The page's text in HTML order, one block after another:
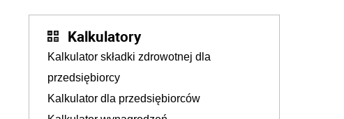
Kalkulatory
Kalkulator składki zdrowotnej dla
przedsiębiorcy
Kalkulator dla przedsiębiorców